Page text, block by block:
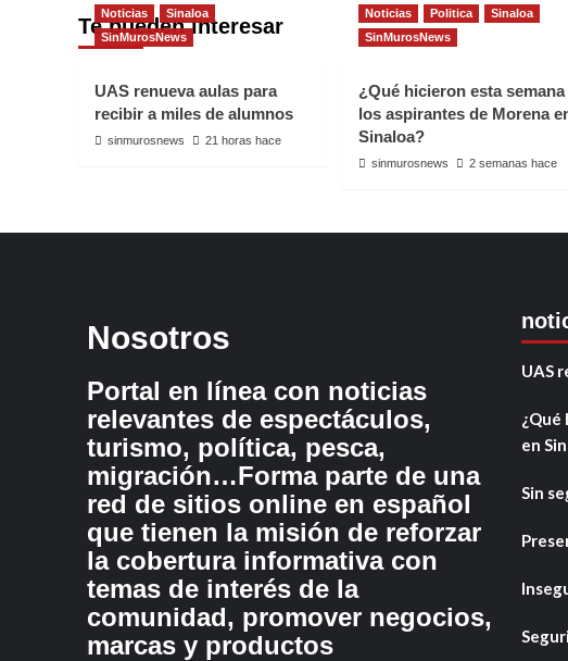
entradas
Te pueden interesar
Noticias
Sinaloa
SinMurosNews
UAS renueva aulas para
recibir a miles de alumnos
sinmurosnews 21 horas hace
Noticias Politica
Sinaloa
SinMurosNews
¿Qué hicieron esta semana
los aspirantes de Morena
Sinaloa?
sinmurosnews 2 semanas hace
Nosotros
Portal en línea con noticias
relevantes de espectáculos,
turismo, política, pesca,
migración…Forma parte de una
red de sitios online en español
que tienen la misión de reforzar
la cobertura informativa con
temas de interés de la
comunidad, promover negocios,
marcas y productos
UAS
¿Qué
en
Sin